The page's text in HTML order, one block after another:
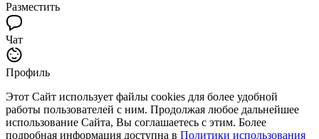
Разместить
Чат
Профиль
Этот Сайт использует файлы cookies для более удобной
работы пользователей с ним. Продолжая любое дальнейшее
использование Сайта, Вы соглашаетесь с этим. Более
подробная информация доступна в Политики использования